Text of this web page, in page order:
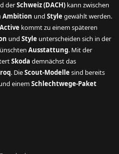
derSchweiz (DACH) kann zwischen
Ambition und Style gewählt werden.
kommt zu einem späteren
und Style unterscheiden sich in der
Ausstattung. Mit der
Skoda demnächst das
. DieScout-Modelle sind bereits
einemSchlechtwege-Paket